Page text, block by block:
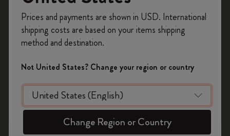
Page camera
Timepage
spedizione gratuita sul tuo primo ordine
usando il codiceWELCOME10.
Crea un account Moleskine per avere accesso
ad offerte, vantaggi e tanta ispirazione.
Registrati!
Prices and payments are shown in USD. International
shipping costs are based on your items shipping
method and destination.
Not United States? Change your region or country
Change Region or Country